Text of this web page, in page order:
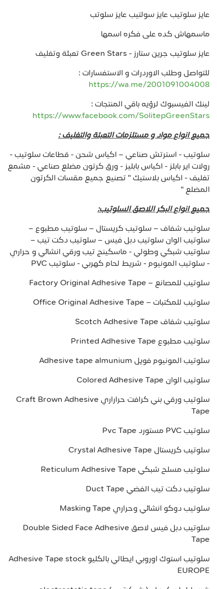
عايز سلوتيب عايز سولتيب عايز سلوتب
ماسمهاش كده على فكره اسمها
عايز سلوتيب جرين ستارز - Green Stars تعبئة وتغليف
للتواصل وطلب الاوردرات و الاستفسارات :
https://wa.me/2001091004008
لينك الفيسبوك لرؤيه باقي المنتجات :
https://www.facebook.com/SolitepGreenStars
جميع انواع مواد و مستلزمات التعبئة والتغليف :
سلوتيب - استرتش صناعي – اكياس شحن - قطاعات سلوتيب -
رولات اير بابلز - اكياس بابليز - ورق كرتون مضلع صناعي - مشمع
تغليف - اكياس بلاستيك " تصنيع جميع مقسات الكرتون
المضلع "
جميع انواع البكر اللاصق السلوتيب:
سلوتيب شفاف – سلوتيب كريستال – سلوتيب مطبوع –
سلوتيب الوان سلوتيب دبل فيس – سلوتيب دكت تيب –
سلوتيب شبكي وطولي - ماسكينج تيب ورقي انشائي و حراري
- سلوتيب المونيوم - شريط لحام كهربي - سلوتيب PVC
سلوتيب للمصانع – Factory Original Adhesive Tape
سلوتيب للمكتبات – Office Original Adhesive Tape
سلوتيب شفاف Scotch Adhesive Tape
سلوتيب مطبوع Printed Adhesive Tape
سلوتيب المونيوم فويل Adhesive tape almunium
سلوتيب الوان Colored Adhesive Tape
سلوتيب ورقي بني كرافت حراراري Craft Brown Adhesive
Tape
سلوتيب PVC مستورد Pvc Tape
سلوتيب كريستال Crystal Adhesive Tape
سلوتيب مسلح شبكي Reticulum Adhesive Tape
سلوتيب دكت تيب الفضي Duct Tape
سلوتيب دوكو انشائي وحراري Masking Tape
سلوتيب دبل فيس لاصق Double Sided Face Adhesive
Tape
سلوتيب استوك اوروبي ايطالي بالكليو Adhesive Tape stock
EUROPE